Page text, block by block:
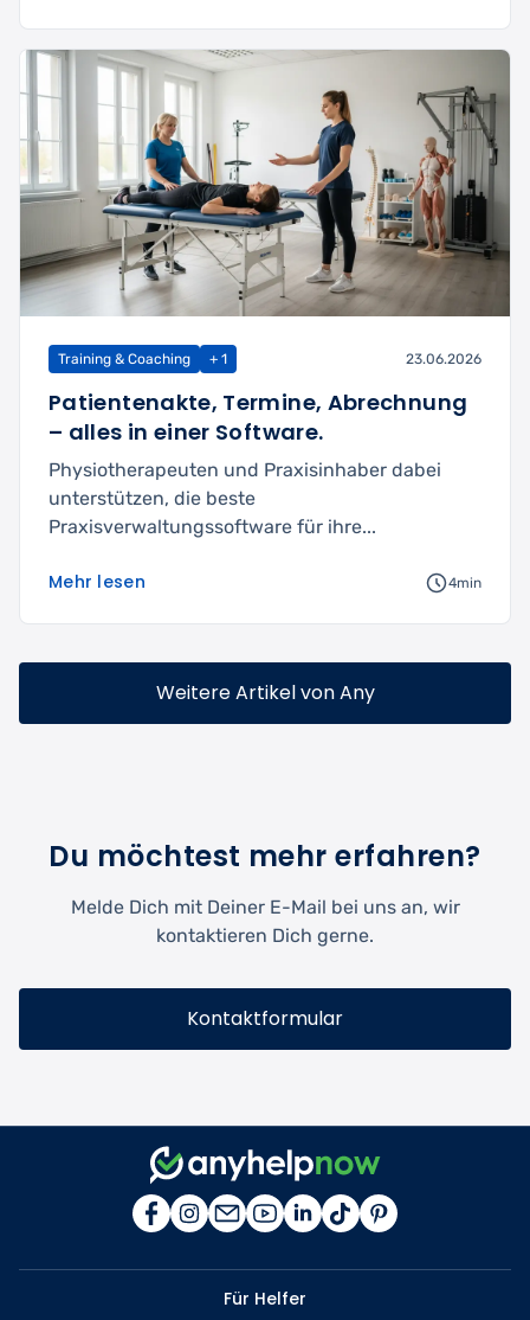
Training & Coaching + 1 23.06.2026
Patientenakte, Termine, Abrechnung
– alles in einer Software.
Physiotherapeuten und Praxisinhaber dabei
unterstützen, die beste
Praxisverwaltungssoftware für ihre...
Mehr lesen 4min
Weitere Artikel von Any
Du möchtest mehr erfahren?
Melde Dich mit Deiner E-Mail bei uns an, wir
kontaktieren Dich gerne.
Kontaktformular
Für Helfer